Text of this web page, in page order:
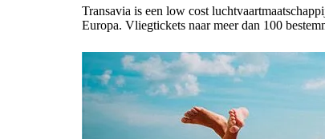
Transavia is een low cost
Europa. Vliegtickets naar meer dan 100